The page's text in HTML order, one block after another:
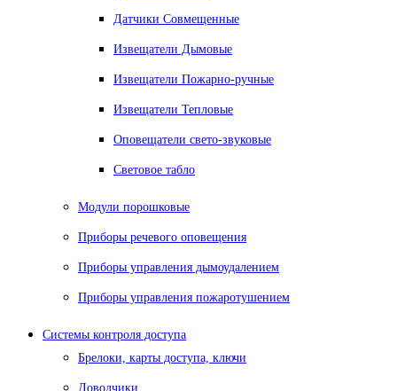
Датчики Совмещенные
Извещатели Дымовые
Извещатели Пожарно-ручные
Извещатели Тепловые
Оповещатели свето-звуковые
Световое табло
Модули порошковые
Приборы речевого оповещения
Приборы управления дымоудалением
Приборы управления пожаротушением
Системы контроля доступа
Брелоки, карты доступа, ключи
Доводчики